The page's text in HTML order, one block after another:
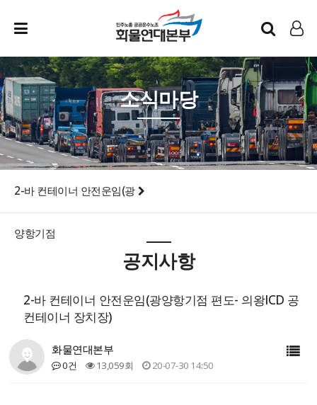
인트라넷
LOG IN
소식마당
2-바 컨테이너 안전운임(광
양항기점
공지사항
2-바 컨테이너 안전운임(광양항기점 편도- 의왕ICD 공
컨테이너 장치장)
화물연대본부
0건 13,059회 20-07-30 14:50